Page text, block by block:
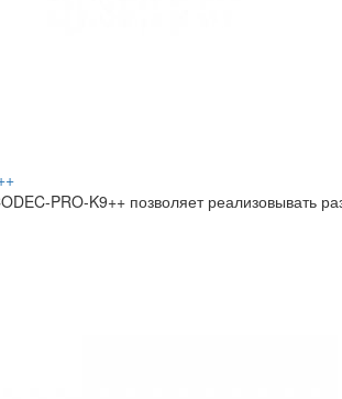
PRO-K9++ позволяет реализовывать